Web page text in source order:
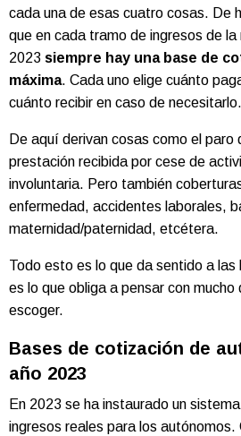
cada una de esas cuatro cosas. De
que en cada tramo de ingresos de
2023 siempre hay una base de
máxima. Cada uno elige cuánto
cuánto recibir en caso de necesitarlo.
De aquí derivan cosas como el paro
prestación recibida por cese de
involuntaria. Pero también
enfermedad, accidentes laborales,
maternidad/paternidad, etcétera.
Todo esto es lo que da sentido a
es lo que obliga a pensar con
escoger.
Bases de cotización de
año 2023
En 2023 se ha instaurado un
ingresos reales para los